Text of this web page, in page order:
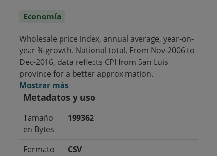
Economía
Wholesale price index, annual average, year-on-
year % growth. National total. From Nov-2006 to
Dec-2016, data reflects CPI from San Luis
province for a better approximation.
Mostrar más
Metadatos y uso
Tamaño
en Bytes
199362
Formato
CSV